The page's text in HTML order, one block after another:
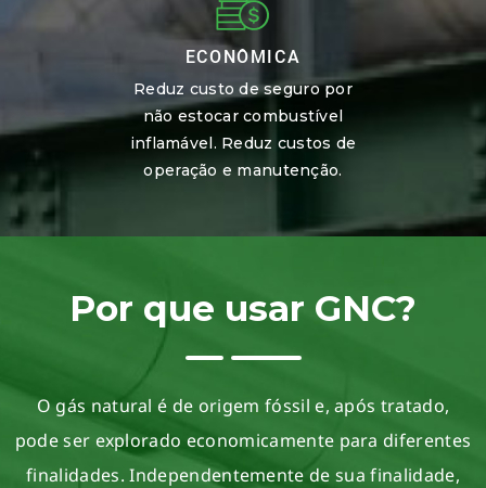
ECONÔMICA
Reduz custo de seguro por
não estocar combustível
inflamável. Reduz custos de
operação e manutenção.
Por que usar GNC?
O gás natural é de origem fóssil e, após tratado,
pode ser explorado economicamente para diferentes
finalidades. Independentemente de sua finalidade,